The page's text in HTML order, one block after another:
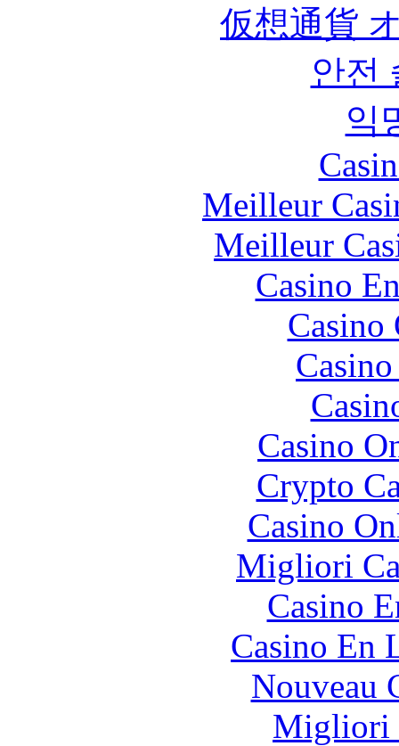
仮想通貨
안전
익
Meilleur
Meilleur
Casino
Casino
Crypto
Casino
Migliori
Casino
Casino En
Nouveau
Migliori